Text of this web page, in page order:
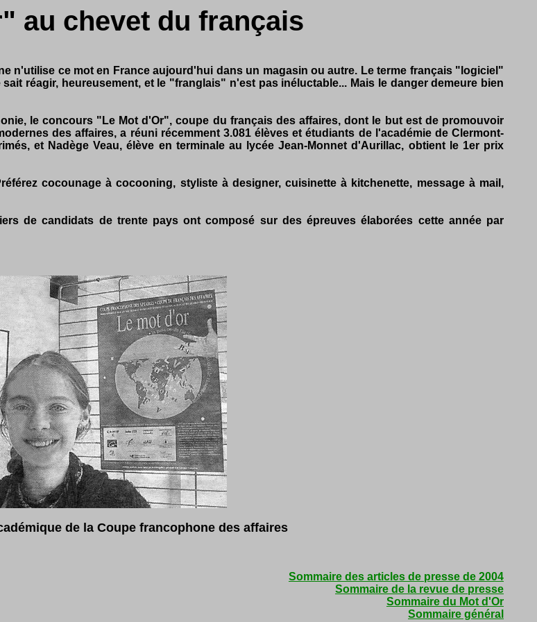
au chevet du français
n'utilise ce mot en France aujourd'hui dans un magasin ou autre. Le terme français "logiciel"
réagir, heureusement, et le "franglais" n'est pas inéluctable... Mais le danger demeure bien
le concours "Le Mot d'Or", coupe du français des affaires, dont le but est de promouvoir
des affaires, a réuni récemment 3.081 élèves et étudiants de l'académie de Clermont-
et Nadège Veau, élève en terminale au lycée Jean-Monnet d'Aurillac, obtient le 1er prix
cocounage à cocooning, styliste à designer, cuisinette à kitchenette, message à mail,
de candidats de trente pays ont composé sur des épreuves élaborées cette année par
de la Coupe francophone des affaires
Sommaire des articles de presse de 2004
Sommaire de la revue de presse
Sommaire du Mot d'Or
Sommaire général